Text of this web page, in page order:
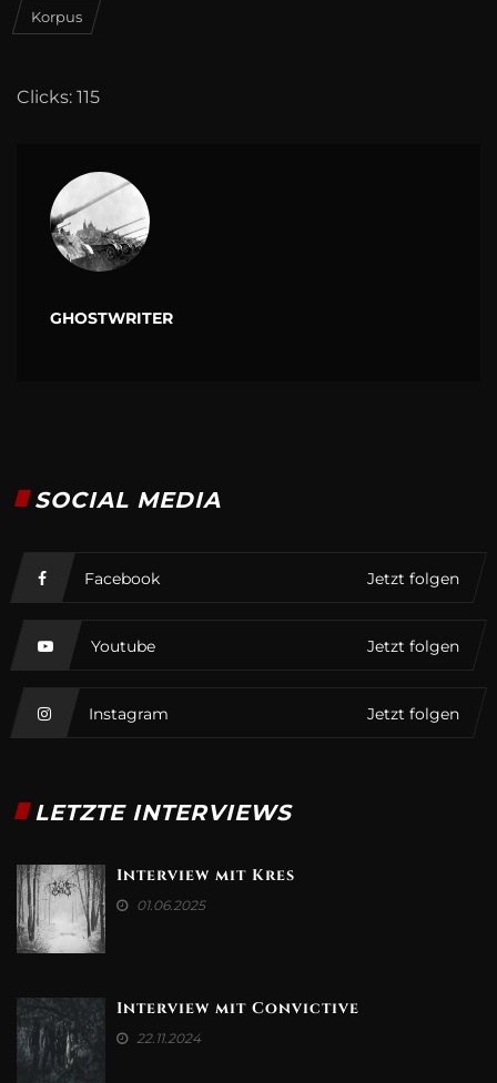
Korpus
Clicks: 115
GHOSTWRITER
SOCIAL MEDIA
Facebook Jetzt folgen
Youtube Jetzt folgen
Instagram Jetzt folgen
LETZTE INTERVIEWS
Interview mit Kres
01.06.2025
Interview mit Convictive
22.11.2024